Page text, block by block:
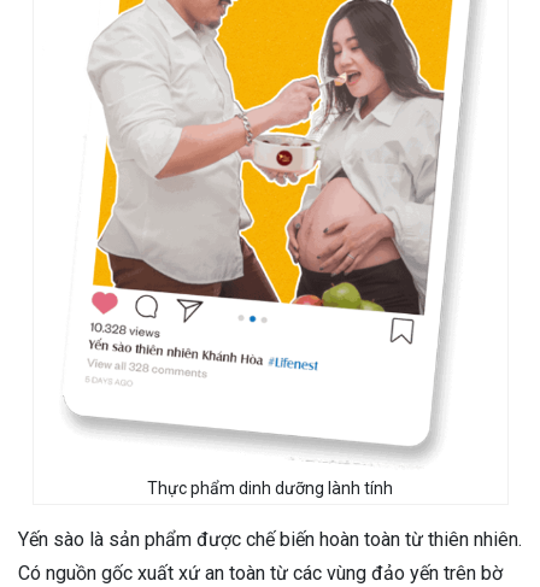
Thực phẩm dinh dưỡng lành tính
Yến sào là sản phẩm được chế biến hoàn toàn từ thiên nhiên.
Có nguồn gốc xuất xứ an toàn từ các vùng đảo yến trên bờ